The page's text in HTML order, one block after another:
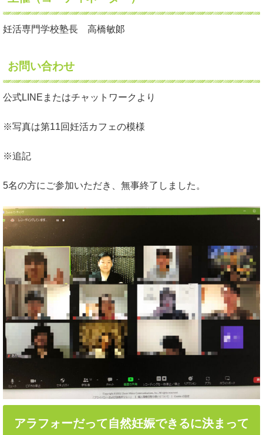
妊活専門学校塾長 高橋敏郞
お問い合わせ
公式LINEまたはチャットワークより
※写真は第11回妊活カフェの模様
※追記
5名の方にご参加いただき、無事終了しました。
アラフォーだって自然妊娠できるに決まって